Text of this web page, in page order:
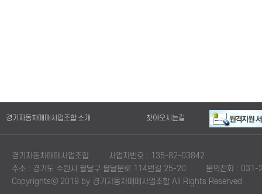
경기자동차매매사업조합 소개 찾아오시는길
경기자동차매매사업조합
사업자번호 : 135-82-03842
주소 : 경기도 수원시 팔달구 팔달문로 114번길 25-20
문의전화 :
Copyrightsⓒ 2019 by 경기자동차매매사업조합 All Rights Reserved